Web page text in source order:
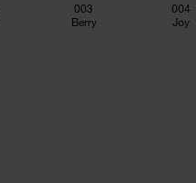
003
Berry
004
Joy